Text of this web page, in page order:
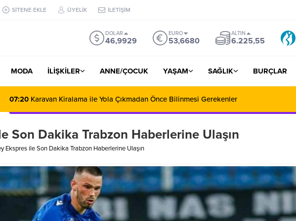
SİTENE EKLE ÜYELİK İLETİŞİM
DOLAR
46,9929
EURO
53,6680
ALTIN
6.225,55
MODA İLİŞKİLER ANNE/ÇOCUK YAŞAM SAĞLIK BURÇLAR
07:20 Karavan Kiralama ile Yola Çıkmadan Önce Bilinmesi Gerekenler
Son Dakika Trabzon Haberlerine Ulaşın
Ekspres ile Son Dakika Trabzon Haberlerine Ulaşın